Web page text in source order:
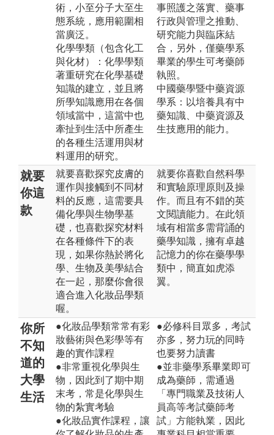
術，小至分子大至生
態系統，應用範圍相
當廣泛。
化學學類（包含化工
與化材）：化學學類
著重研究在化學基礎
知識的建立，並且將
所學知識應用在各個
領域當中，這當中也
牽扯到生活中所產生
的各種生活運用與材
料運用的研究。
事照護之落實、藥事
行政與管理之推動、
研究能力與臨床結
合，另外，僅藥學系
畢業的學生可考藥師
執照。
中國藥學暨中藥資源
學系：以培養具有中
藥知識、中藥資源及
生技應用的能力。
就要
你這
款
就要喜歡探究皮膚的
運作與接觸到不同材
料的反應，這需要具
備化學與生物學基
礎，也喜歡探究材料
在各種條件下的表
現，如果你熱於將化
學、生物及美學結合
在一起，那麼你會很
適合進入化妝品學類
喔。
就要你喜歡自然科學
和實驗原理原則及操
作。而且有不錯的英
文閱讀能力。在此領
域有相當多需背誦的
藥學知識，擁有卓越
記憶力的你在藥學學
類中，簡直如虎添
翼。
你所
不知
道的
大學
生活
●化妝品學類常常有彩
妝藝術與色彩學等有
趣的實作課程
●非常重視化學與生
物，因此到了期中期
末考，常是化學與生
物的紮實考驗
●化妝品實作課程，讓
●必修科目眾多，考試
亦多，努力玩的同時
也要努力讀書
●並非藥學系畢業即可
成為藥師，需通過
「專門職業及技術人
員高等考試藥師考
試」方能執業，因此